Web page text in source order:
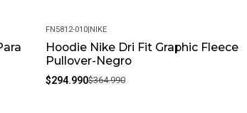
-19%
FN5812-010|NIKE
Hoodie Nike Dri Fit Graphic Fleece
Pullover-Negro
$294.990$364.990